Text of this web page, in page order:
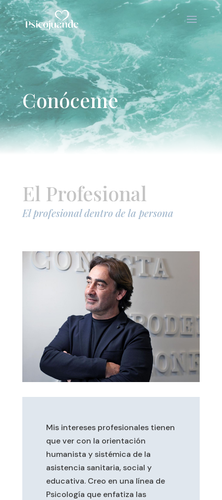
Conóceme
El Profesional
El profesional dentro de la persona
Mis intereses profesionales tienen
que ver con la orientación
humanista y sistémica de la
asistencia sanitaria, social y
educativa. Creo en una línea de
Psicología que enfatiza las